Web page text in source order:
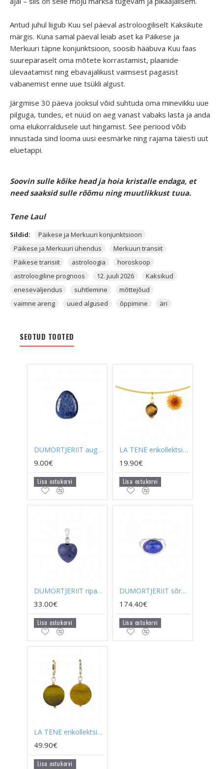
Antud juhul liigub Kuu sel päeval astroloogiliselt Kaksikute
märgis. Kuna samal päeval leiab aset ka Päikese ja
Merkuuri täpne konjunktsioon, soosib hääbuva Kuu faas
suurepäraselt oma mõtete korrastamist, plaanide
ülevaatamist ning ebavajalikust vaimsest pagasist
vabanemist enne uue tsükli algust.
Järgmise 30 päeva jooksul võid suhtuda oma minevikku uue
pilguga, tundes, et nüüd on aeg vanast vabaks lasta ja anda
oma elukorraldusele uut hingamist. See periood võib
innustada sind looma uusi eesmärke ning rajama täiesti uut
eluetappi.
Soovin sulle kõike head ja hoia kristalle endaga, et
need saaksid sulle rõõmu ning muutlikkust tuua.
Tene Laul
Sildid:
Päikese ja Merkuuri konjunktsioon
Päikese ja Merkuuri ühendus
Merkuuri transiit
Päikese transiit
astroloogia
horoskoop
astroloogiline prognoos
12. juuli 2026
Kaksikud
eneseväljendus
suhtlemine
mõttejõud
vaimne areng
uued algused õppimine äri
SEOTUD TOOTED
DUMORTJERIIT auguga
9.00€
Lisa ostukorvi
LA TENE erikollektsioon ripats "TIIGRISILM"
19.90€
Lisa ostukorvi
DUMORTJERIIT ripats süda (hõbe)
33.00€
Lisa ostukorvi
DUMORTJERIIT sõrmus (hõbe)
174.40€
Lisa ostukorvi
LA TENE erikollektsioon kõrvarõngad "TIIGRISILM"
49.90€
Lisa ostukorvi